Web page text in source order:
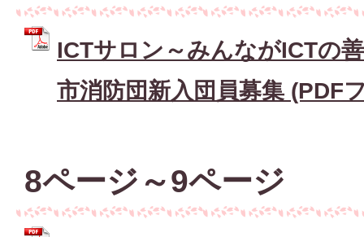
ICTサロン～みんながICTの
市消防団新入団員募集 (PDF
8ページ～9ページ